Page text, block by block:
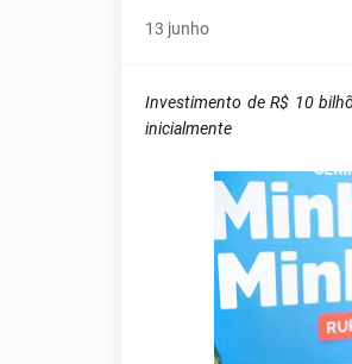
13 junho
Investimento de R$ 10
inicialmente